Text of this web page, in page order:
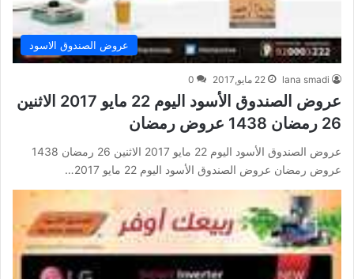
عروض الصندوق الاسود
lana smadi 22 مايو,2017 0
عروض الصندوق الأسود اليوم 22 مايو 2017 الاثنين
26 رمضان 1438 عروض رمضان
عروض الصندوق الأسود اليوم 22 مايو 2017 الاثنين 26 رمضان 1438
عروض رمضان عروض الصندوق الأسود اليوم 22 مايو 2017…